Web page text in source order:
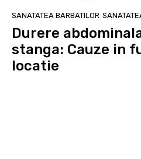
SANATATEA BARBATILOR
Durere
stanga: Cauze in
locatie